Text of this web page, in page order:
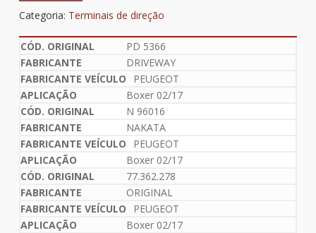
Categoria: Terminais de direção
PD 5366
DRIVEWAY
PEUGEOT
Boxer 02/17
N 96016
NAKATA
PEUGEOT
Boxer 02/17
77.362.278
ORIGINAL
PEUGEOT
Boxer 02/17